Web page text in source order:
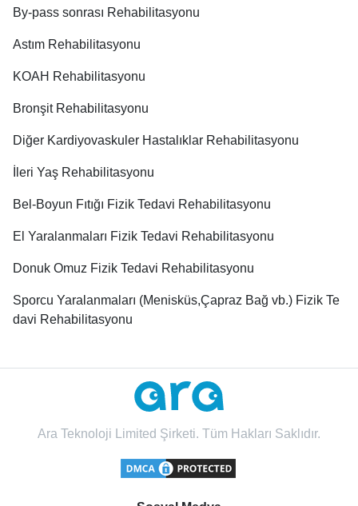
By-pass sonrası Rehabilitasyonu
Astım Rehabilitasyonu
KOAH Rehabilitasyonu
Bronşit Rehabilitasyonu
Diğer Kardiyovaskuler Hastalıklar Rehabilitasyonu
İleri Yaş Rehabilitasyonu
Bel-Boyun Fıtığı Fizik Tedavi Rehabilitasyonu
El Yaralanmaları Fizik Tedavi Rehabilitasyonu
Donuk Omuz Fizik Tedavi Rehabilitasyonu
Sporcu Yaralanmaları (Menisküs,Çapraz Bağ vb.) Fizik Te
davi Rehabilitasyonu
Ara Teknoloji Limited Şirketi. Tüm Hakları Saklıdır.